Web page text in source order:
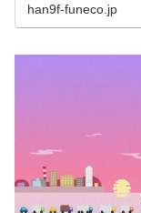
han9f-funeco.jp